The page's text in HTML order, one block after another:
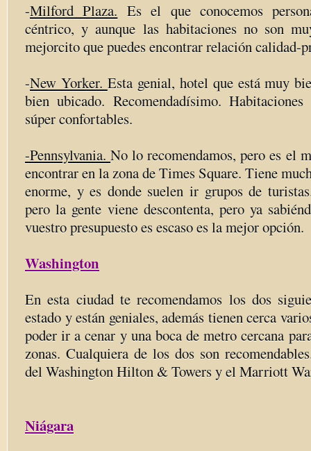
-Milford Plaza. Es el que conocemos
céntrico, y aunque las habitaciones no son
mejorcito que puedes encontrar relación calidad-
-New Yorker. Esta genial, hotel que está muy
bien ubicado. Recomendadísimo.
súper confortables.
-Pennsylvania.No lo recomendamos, pero es el
encontrar en la zona de Times Square. Tiene
enorme, y es donde suelen ir grupos de
pero la gente viene descontenta, pero ya
vuestro presupuesto es escaso es la mejor opción.
Washington
En esta ciudad te recomendamos los dos
estado y están geniales, además tienen cerca
poder ir a cenar y una boca de metro cercana
zonas. Cualquiera de los dos son
del Washington Hilton & Towers y el Marriott
Niágara